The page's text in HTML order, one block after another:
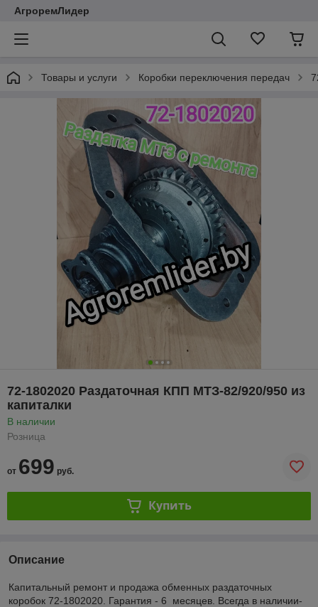
АгроремЛидер
Товары и услуги Коробки переключения передач
72-1802020 Раздаточная КПП МТЗ-82/920/950 из
капиталки
В наличии
Розница
от 699 руб.
Купить
Описание
Капитальный ремонт и продажа обменных раздаточных
коробок 72-1802020. Гарантия - 6 месяцев. Всегда в наличии-